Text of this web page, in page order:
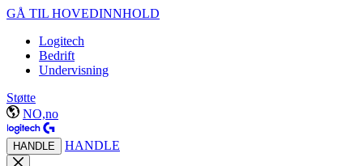
GÅ TIL HOVEDINNHOLD
Logitech
Bedrift
Undervisning
Støtte
NO,no
HANDLE HANDLE